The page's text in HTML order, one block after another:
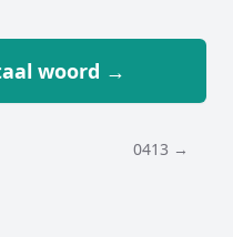
woord →
0413 →